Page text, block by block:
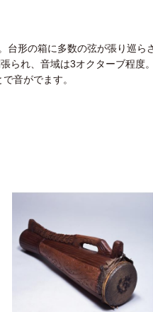
台形の箱に多数の弦が張り巡
られ、音域は3オクターブ程度
音がでます。